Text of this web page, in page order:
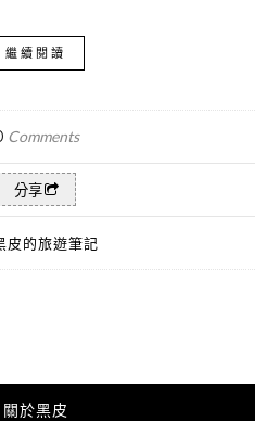
繼續閱讀
Comments
分享
皮的旅遊筆記
關於黑皮